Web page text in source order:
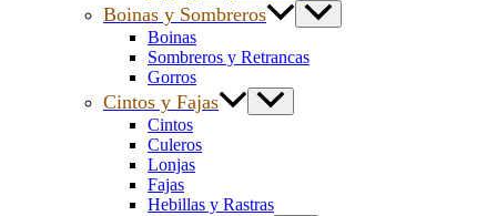
Boinas y Sombreros
Boinas
Sombreros y Retrancas
Gorros
Cintos y Fajas
Cintos
Culeros
Lonjas
Fajas
Hebillas y Rastras